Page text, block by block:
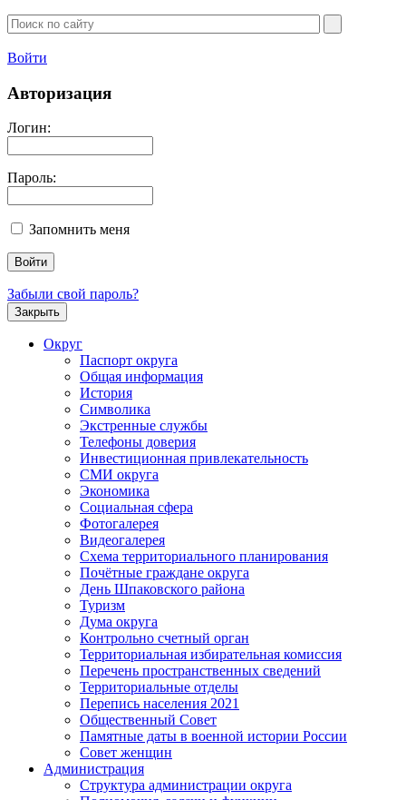
Войти
Авторизация
Логин:
Пароль:
Запомнить меня
Забыли свой пароль?
Закрыть
Округ
Паспорт округа
Общая информация
История
Символика
Экстренные службы
Телефоны доверия
Инвестиционная привлекательность
СМИ округа
Экономика
Социальная сфера
Фотогалерея
Видеогалерея
Схема территориального планирования
Почётные граждане округа
День Шпаковского района
Туризм
Дума округа
Контрольно счетный орган
Территориальная избирательная комиссия
Перечень пространственных сведений
Территориальные отделы
Перепись населения 2021
Общественный Совет
Памятные даты в военной истории России
Совет женщин
Администрация
Структура администрации округа